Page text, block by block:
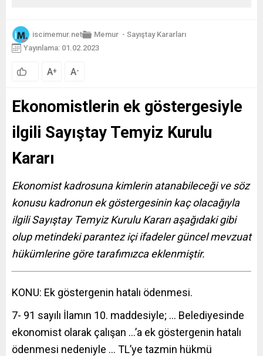
iscimemur.net Memur - Sayıştay Kararları
Yayınlama: 01.02.2023
A+ A-
Ekonomistlerin ek göstergesiyle
ilgili Sayıştay Temyiz Kurulu
Kararı
Ekonomist kadrosuna kimlerin atanabileceği ve söz
konusu kadronun ek göstergesinin kaç olacağıyla
ilgili Sayıştay Temyiz Kurulu Kararı aşağıdaki gibi
olup metindeki parantez içi ifadeler güncel mevzuat
hükümlerine göre tarafımızca eklenmiştir.
KONU: Ek göstergenin hatalı ödenmesi.
7- 91 sayılı İlamın 10. maddesiyle; … Belediyesinde
ekonomist olarak çalışan …’a ek göstergenin hatalı
ödenmesi nedeniyle … TL’ye tazmin hükmü